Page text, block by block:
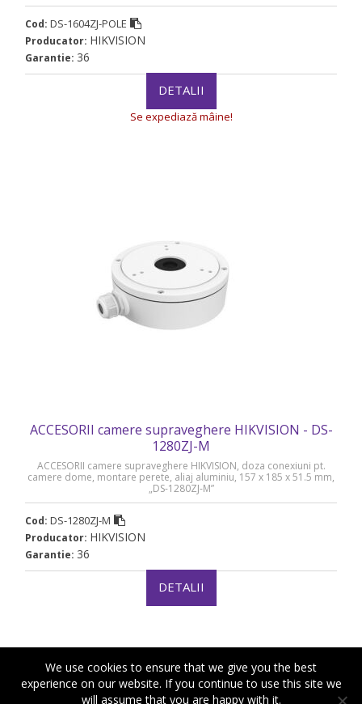
Cod: DS-1604ZJ-POLE
Producator: HIKVISION
Garantie: 36
DETALII
Se expediază mâine!
ACCESORII camere supraveghere HIKVISION - DS-
1280ZJ-M
ACCESORII camere supraveghere HIKVISION, doza conexiuni pt.
camere dome, montare perete, aliaj aluminiu, 157 x 185 x 51.5 mm,
„DS-1280ZJ-M”
Cod: DS-1280ZJ-M
Producator: HIKVISION
Garantie: 36
DETALII
We use cookies to ensure that we give you the best
experience on our website. If you continue to use this site we
will assume that you are happy with it.